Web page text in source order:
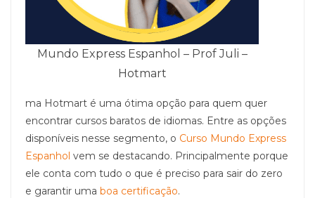
Mundo Express Espanhol – Prof Juli –
Hotmart
ma Hotmart é uma ótima opção para quem quer
encontrar cursos baratos de idiomas. Entre as opções
disponíveis nesse segmento, o Curso Mundo Express
Espanhol vem se destacando. Principalmente porque
ele conta com tudo o que é preciso para sair do zero
e garantir uma boa certificação.